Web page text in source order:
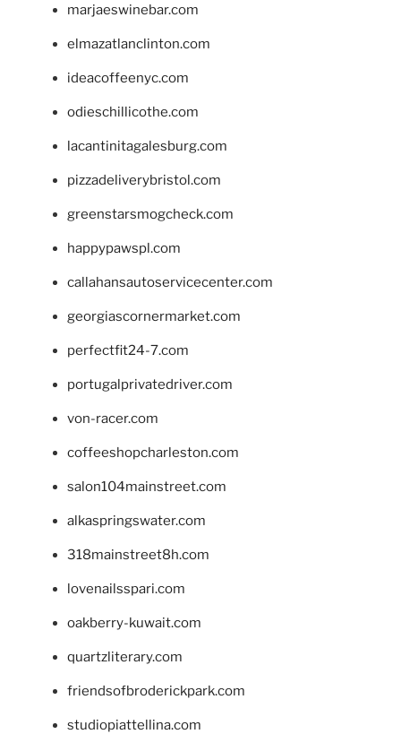
marjaeswinebar.com
elmazatlanclinton.com
ideacoffeenyc.com
odieschillicothe.com
lacantinitagalesburg.com
pizzadeliverybristol.com
greenstarsmogcheck.com
happypawspl.com
callahansautoservicecenter.com
georgiascornermarket.com
perfectfit24-7.com
portugalprivatedriver.com
von-racer.com
coffeeshopcharleston.com
salon104mainstreet.com
alkaspringswater.com
318mainstreet8h.com
lovenailsspari.com
oakberry-kuwait.com
quartzliterary.com
friendsofbroderickpark.com
studiopiattellina.com